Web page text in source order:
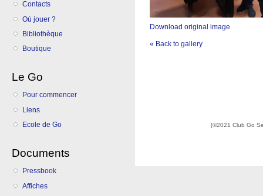
Contacts
Où jouer ?
Bibliothèque
Boutique
Le Go
Pour commencer
Liens
Ecole de Go
Documents
Pressbook
Affiches
Download original image
« Back to gallery
[©2021 Club Go